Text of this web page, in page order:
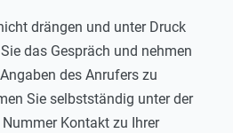
drängen und unter Druck
das Gespräch und nehmen
des Anrufers zu
Sie selbstständig unter der
Kontakt zu Ihrer